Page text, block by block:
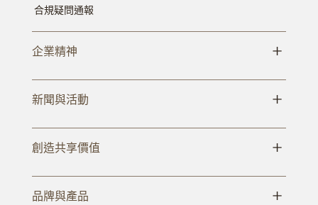
合規疑問通報
企業精神 +
新聞與活動 +
創造共享價值 +
品牌與產品 +